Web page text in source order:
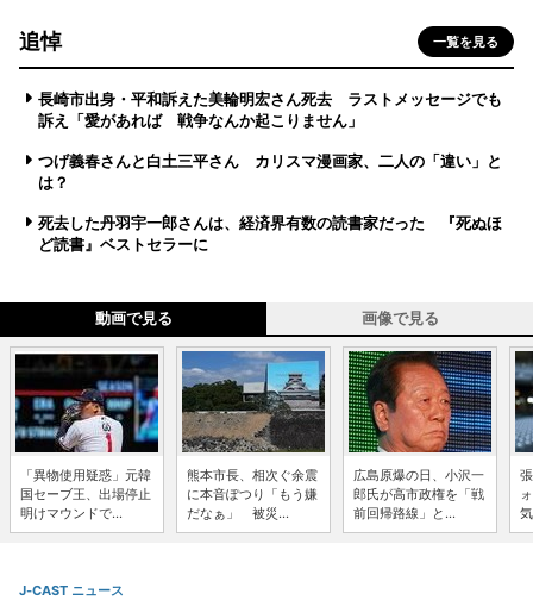
追悼 一覧を見る
長崎市出身・平和訴えた美輪明宏さん死去 ラストメッセージでも
訴え「愛があれば 戦争なんか起こりません」
つげ義春さんと白土三平さん カリスマ漫画家、二人の「違い」と
は？
死去した丹羽宇一郎さんは、経済界有数の読書家だった 『死ぬほ
ど読書』ベストセラーに
動画で見る 画像で見る
「異物使用疑惑」元韓
国セーブ王、出場停止
明けマウンドで...
熊本市長、相次ぐ余震
に本音ぽつり「もう嫌
だなぁ」 被災...
広島原爆の日、小沢一
郎氏が高市政権を「戦
前回帰路線」と...
J-CAST ニュース